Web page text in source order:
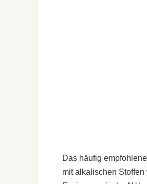
Das häufig
mit alkalischen